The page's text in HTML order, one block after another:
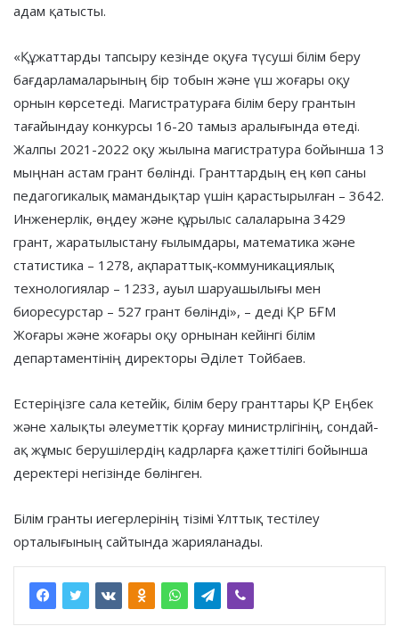
адам қатысты.
«Құжаттарды тапсыру кезінде оқуға түсуші білім беру
бағдарламаларының бір тобын және үш жоғары оқу
орнын көрсетеді. Магистратураға білім беру грантын
тағайындау конкурсы 16-20 тамыз аралығында өтеді.
Жалпы 2021-2022 оқу жылына магистратура бойынша 13
мыңнан астам грант бөлінді. Гранттардың ең көп саны
педагогикалық мамандықтар үшін қарастырылған – 3642.
Инженерлік, өңдеу және құрылыс салаларына 3429
грант, жаратылыстану ғылымдары, математика және
статистика – 1278, ақпараттық-коммуникациялық
технологиялар – 1233, ауыл шаруашылығы мен
биоресурстар – 527 грант бөлінді», – деді ҚР БҒМ
Жоғары және жоғары оқу орнынан кейінгі білім
департаментінің директоры Әділет Тойбаев.
Естеріңізге сала кетейік, білім беру гранттары ҚР Еңбек
және халықты әлеуметтік қорғау министрлігінің, сондай-
ақ жұмыс берушілердің кадрларға қажеттілігі бойынша
деректері негізінде бөлінген.
Білім гранты иегерлерінің тізімі Ұлттық тестілеу
орталығының сайтында жарияланады.